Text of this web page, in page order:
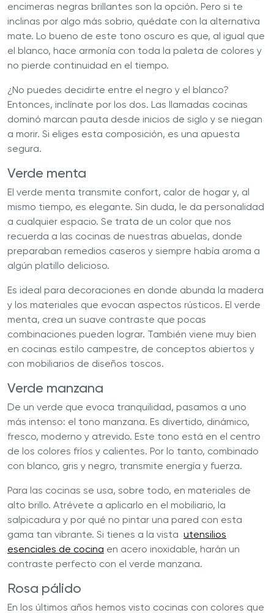
encimeras negras brillantes son la opción. Pero si te
inclinas por algo más sobrio, quédate con la alternativa
mate. Lo bueno de este tono oscuro es que, al igual que
el blanco, hace armonía con toda la paleta de colores y
no pierde continuidad en el tiempo.
¿No puedes decidirte entre el negro y el blanco?
Entonces, inclínate por los dos. Las llamadas cocinas
dominó marcan pauta desde inicios de siglo y se niegan
a morir. Si eliges esta composición, es una apuesta
segura.
Verde menta
El verde menta transmite confort, calor de hogar y, al
mismo tiempo, es elegante. Sin duda, le da personalidad
a cualquier espacio. Se trata de un color que nos
recuerda a las cocinas de nuestras abuelas, donde
preparaban remedios caseros y siempre había aroma a
algún platillo delicioso.
Es ideal para decoraciones en donde abunda la madera
y los materiales que evocan aspectos rústicos. El verde
menta, crea un suave contraste que pocas
combinaciones pueden lograr. También viene muy bien
en cocinas estilo campestre, de conceptos abiertos y
con mobiliarios de diseños toscos.
Verde manzana
De un verde que evoca tranquilidad, pasamos a uno
más intenso: el tono manzana. Es divertido, dinámico,
fresco, moderno y atrevido. Este tono está en el centro
de los colores fríos y calientes. Por lo tanto, combinado
con blanco, gris y negro, transmite energía y fuerza.
Para las cocinas se usa, sobre todo, en materiales de
alto brillo. Atrévete a aplicarlo en el mobiliario, la
salpicadura y por qué no pintar una pared con esta
gama tan vibrante. Si tienes a la vista utensilios
esenciales de cocina en acero inoxidable, harán un
contraste perfecto con el verde manzana.
Rosa pálido
En los últimos años hemos visto cocinas con colores que